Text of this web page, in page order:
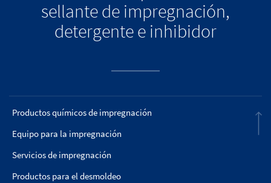
sellante de impregnación,
detergente e inhibidor
Productos químicos de impregnación
Equipo para la impregnación
Servicios de impregnación
Productos para el desmoldeo